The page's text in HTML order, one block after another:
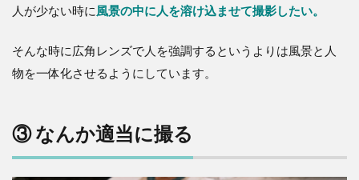
人が少ない時に風景の中に人を溶け込ませて撮影したい。
そんな時に広角レンズで人を強調するというよりは風景と人
物を一体化させるようにしています。
③ なんか適当に撮る